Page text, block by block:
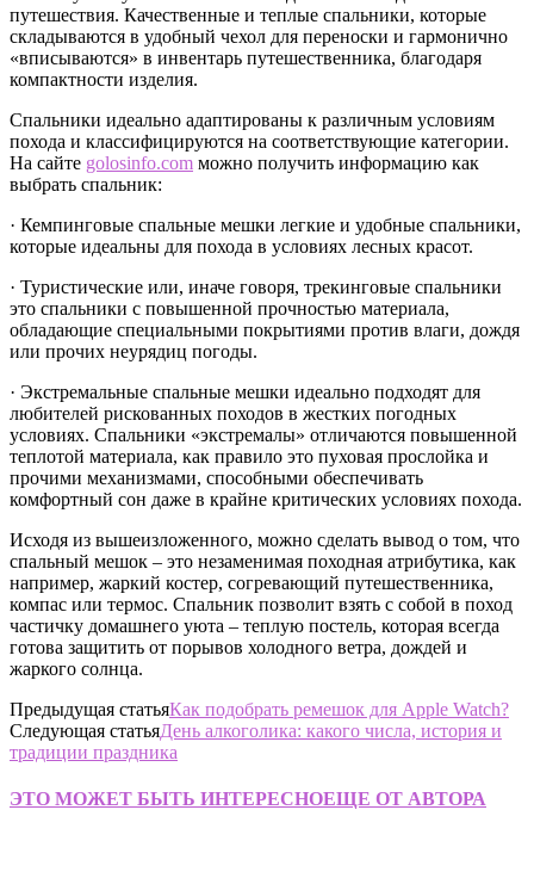
путешествия. Качественные и теплые спальники, которые
складываются в удобный чехол для переноски и гармонично
«вписываются» в инвентарь путешественника, благодаря
компактности изделия.
Спальники идеально адаптированы к различным условиям
похода и классифицируются на соответствующие категории.
На сайте golosinfo.com можно получить информацию как
выбрать спальник:
· Кемпинговые спальные мешки легкие и удобные спальники,
которые идеальны для похода в условиях лесных красот.
· Туристические или, иначе говоря, трекинговые спальники
это спальники с повышенной прочностью материала,
обладающие специальными покрытиями против влаги, дождя
или прочих неурядиц погоды.
· Экстремальные спальные мешки идеально подходят для
любителей рискованных походов в жестких погодных
условиях. Спальники «экстремалы» отличаются повышенной
теплотой материала, как правило это пуховая прослойка и
прочими механизмами, способными обеспечивать
комфортный сон даже в крайне критических условиях похода.
Исходя из вышеизложенного, можно сделать вывод о том, что
спальный мешок – это незаменимая походная атрибутика, как
например, жаркий костер, согревающий путешественника,
компас или термос. Спальник позволит взять с собой в поход
частичку домашнего уюта – теплую постель, которая всегда
готова защитить от порывов холодного ветра, дождей и
жаркого солнца.
Предыдущая статьяКак подобрать ремешок для Apple Watch?
Следующая статьяДень алкоголика: какого числа, история и
традиции праздника
ЭТО МОЖЕТ БЫТЬ ИНТЕРЕСНОЕЩЕ ОТ АВТОРА